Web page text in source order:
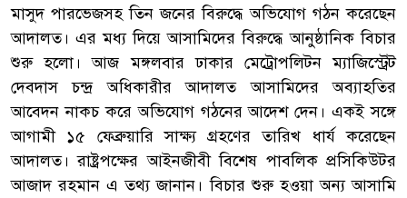
মাসুদ পারভেজসহ তিন জনের বিরুদ্ধে অভিযোগ গঠন করেছেন
আদালত। এর মধ্য দিয়ে আসামিদের বিরুদ্ধে আনুষ্ঠানিক বিচার
শুরু হলো। আজ মঙ্গলবার ঢাকার মেট্রোপলিটন ম্যাজিস্ট্রেট
দেবদাস চন্দ্র অধিকারীর আদালত আসামিদের অব্যাহতির
আবেদন নাকচ করে অভিযোগ গঠনের আদেশ দেন। একই সঙ্গে
আগামী ১৫ ফেব্রুয়ারি সাক্ষ্য গ্রহণের তারিখ ধার্য করেছেন
আদালত। রাষ্ট্রপক্ষের আইনজীবী বিশেষ পাবলিক প্রসিকিউটর
আজাদ রহমান এ তথ্য জানান। বিচার শুরু হওয়া অন্য আসামি